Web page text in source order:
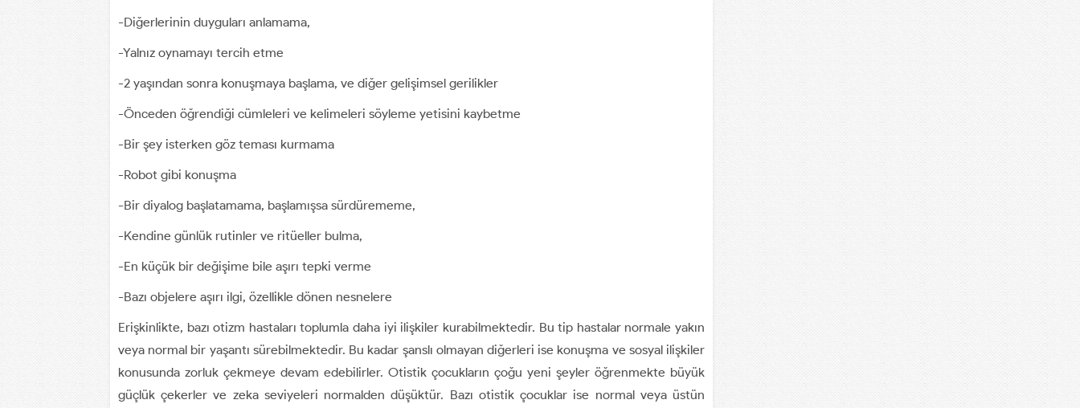
-Diğerlerinin duyguları anlamama,
-Yalnız oynamayı tercih etme
-2 yaşından sonra konuşmaya başlama, ve diğer gelişimsel gerilikler
-Önceden öğrendiği cümleleri ve kelimeleri söyleme yetisini kaybetme
-Bir şey isterken göz teması kurmama
-Robot gibi konuşma
-Bir diyalog başlatamama, başlamışsa sürdürememe,
-Kendine günlük rutinler ve ritüeller bulma,
-En küçük bir değişime bile aşırı tepki verme
-Bazı objelere aşırı ilgi, özellikle dönen nesnelere
Erişkinlikte, bazı otizm hastaları toplumla daha iyi ilişkiler kurabilmektedir. Bu tip hastalar normale yakın
veya normal bir yaşantı sürebilmektedir. Bu kadar şanslı olmayan diğerleri ise konuşma ve sosyal ilişkiler
konusunda zorluk çekmeye devam edebilirler. Otistik çocukların çoğu yeni şeyler öğrenmekte büyük
güçlük çekerler ve zeka seviyeleri normalden düşüktür. Bazı otistik çocuklar ise normal veya üstün